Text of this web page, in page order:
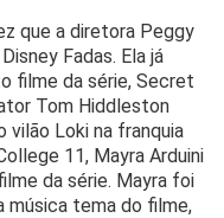
que a diretora Peggy
Fadas. Ela já
filme da série, Secret
Tom Hiddleston
Loki na franquia
11, Mayra Arduini
da série. Mayra foi
música tema do filme,